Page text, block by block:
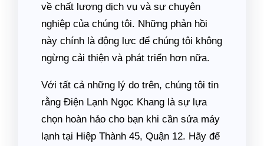
về chất lượng dịch vụ và sự chuyên
nghiệp của chúng tôi. Những phản hồi
này chính là động lực để chúng tôi không
ngừng cải thiện và phát triển hơn nữa.
Với tất cả những lý do trên, chúng tôi tin
rằng Điện Lạnh Ngọc Khang là sự lựa
chọn hoàn hảo cho bạn khi cần sửa máy
lạnh tại Hiệp Thành 45, Quận 12. Hãy để